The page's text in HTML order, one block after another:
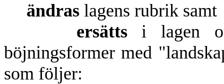
ändras lagens rubrik samt
ersättsi lagen
böjningsformer med
som följer: